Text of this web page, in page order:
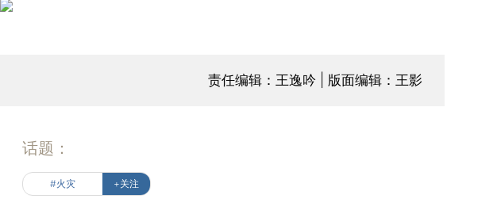
责任编辑：王逸吟 | 版面编辑：王影
话题：
#火灾 +关注